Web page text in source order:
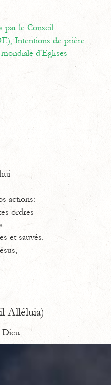
par le Conseil
Intentions de prière
d'Eglises
actions:
ordres
et sauvés.
Alléluia)
Dieu